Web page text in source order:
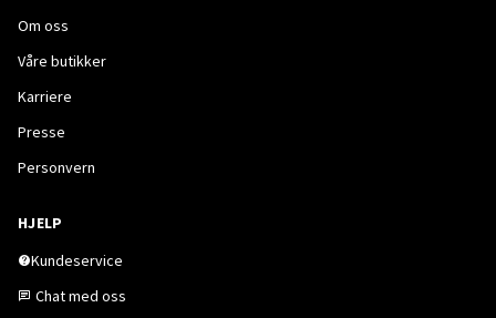
Om oss
Våre butikker
Karriere
Presse
Personvern
HJELP
Kundeservice
Chat med oss